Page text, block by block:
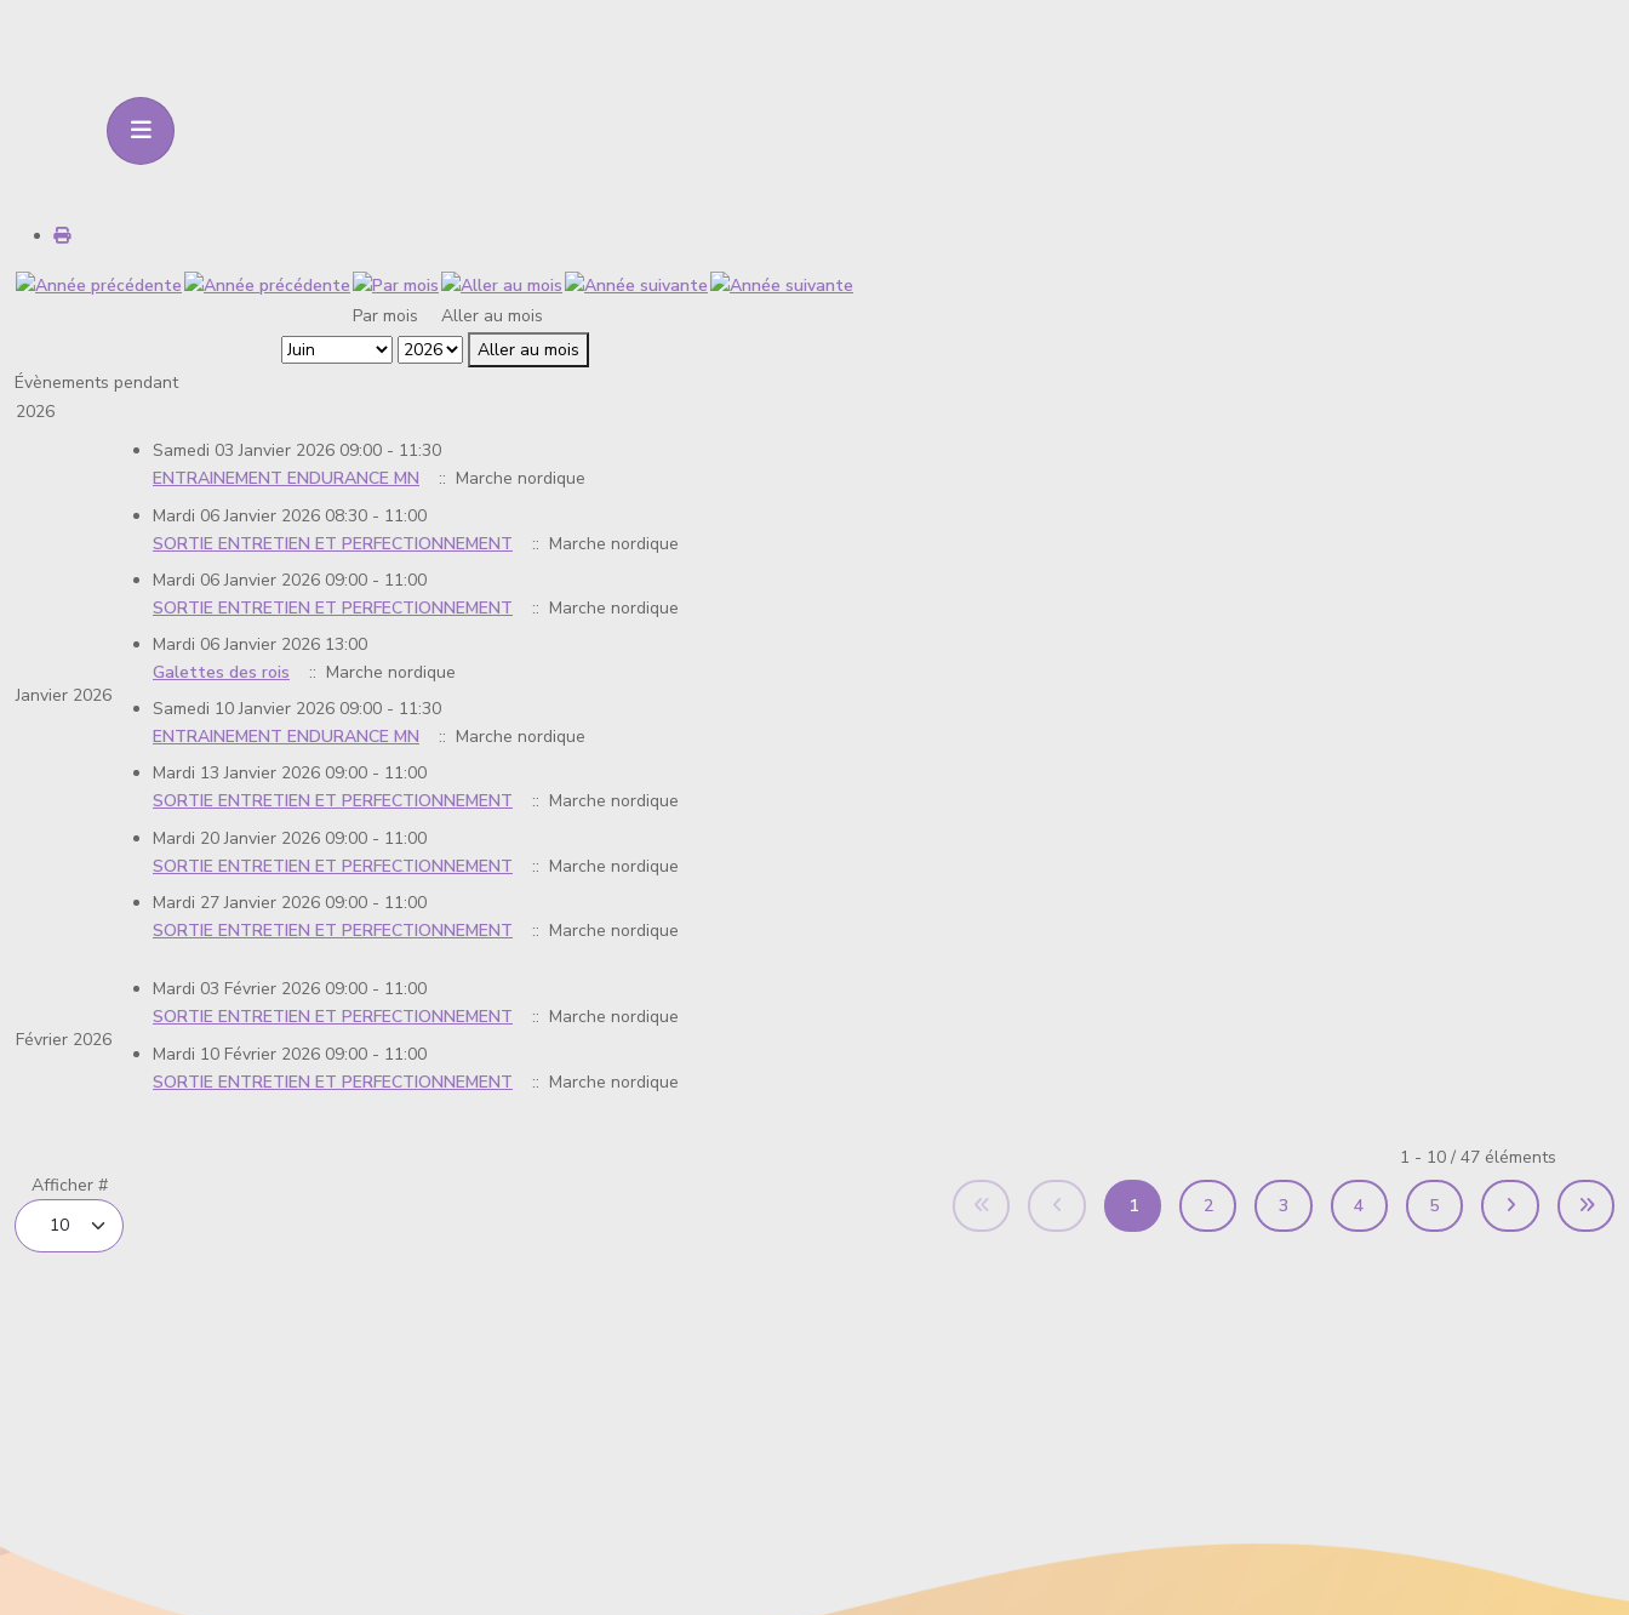
Par mois
Aller au mois
Aller au mois
Évènements pendant
2026
Janvier 2026
Samedi 03 Janvier 2026 09:00 - 11:30
ENTRAINEMENT ENDURANCE MN
:: Marche nordique
Mardi 06 Janvier 2026 08:30 - 11:00
SORTIE ENTRETIEN ET PERFECTIONNEMENT
:: Marche nordique
Mardi 06 Janvier 2026 09:00 - 11:00
SORTIE ENTRETIEN ET PERFECTIONNEMENT
:: Marche nordique
Mardi 06 Janvier 2026 13:00
Galettes des rois
:: Marche nordique
Samedi 10 Janvier 2026 09:00 - 11:30
ENTRAINEMENT ENDURANCE MN
:: Marche nordique
Mardi 13 Janvier 2026 09:00 - 11:00
SORTIE ENTRETIEN ET PERFECTIONNEMENT
:: Marche nordique
Mardi 20 Janvier 2026 09:00 - 11:00
SORTIE ENTRETIEN ET PERFECTIONNEMENT
:: Marche nordique
Mardi 27 Janvier 2026 09:00 - 11:00
SORTIE ENTRETIEN ET PERFECTIONNEMENT
:: Marche nordique
Février 2026
Mardi 03 Février 2026 09:00 - 11:00
SORTIE ENTRETIEN ET PERFECTIONNEMENT
:: Marche nordique
Mardi 10 Février 2026 09:00 - 11:00
SORTIE ENTRETIEN ET PERFECTIONNEMENT
:: Marche nordique
1 - 10 / 47 éléments
Afficher #
1
2 3 4 5